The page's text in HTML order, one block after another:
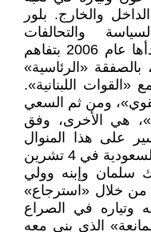
والخارج. بلور
والتحالفات
والصفقات لبلوغ موقع الرئاسة، بدأها عام 2006 بتفاهم
بالصفقة «الرئاسية»
اللبنانية».
ومن ثم السعي
هي الأخرى، وفق
على هذا المنوال
حتى احتجاز الرئيس الحريري في السعودية في 4 تشرين
سلمان وإبنه وولي
خلال «استرجاع»
وتياره في الصراع
الذي بنى معه